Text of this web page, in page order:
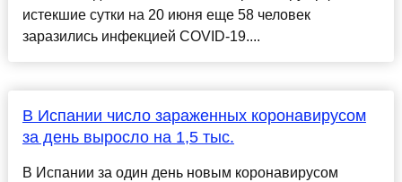
истекшие сутки на 20 июня еще 58 человек
заразились инфекцией COVID-19....
В Испании число зараженных коронавирусом
за день выросло на 1,5 тыс.
В Испании за один день новым коронавирусом